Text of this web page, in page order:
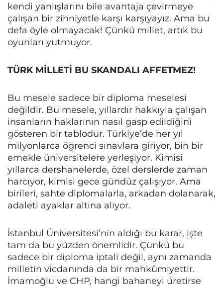
kendi yanlışlarını bile avantaja çevirmeye
çalışan bir zihniyetle karşı karşıyayız. Ama bu
defa öyle olmayacak! Çünkü millet, artık bu
oyunları yutmuyor.
TÜRK MİLLETİ BU SKANDALI AFFETMEZ!
Bu mesele sadece bir diploma meselesi
değildir. Bu mesele, yıllardır hakkıyla çalışan
insanların haklarının nasıl gasp edildiğini
gösteren bir tablodur. Türkiye’de her yıl
milyonlarca öğrenci sınavlara giriyor, bin bir
emekle üniversitelere yerleşiyor. Kimisi
yıllarca dershanelerde, özel derslerde zaman
harcıyor, kimisi gece gündüz çalışıyor. Ama
birileri, sahte diplomalarla, arkadan dolanarak,
adaleti ayaklar altına alıyor.
İstanbul Üniversitesi’nin aldığı bu karar, işte
tam da bu yüzden önemlidir. Çünkü bu
sadece bir diploma iptali değil, aynı zamanda
milletin vicdanında da bir mahkûmiyettir.
İmamoğlu ve CHP, hangi bahaneyi üretirse